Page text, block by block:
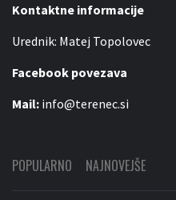
Kontaktne informacije
Urednik: Matej Topolovec
Facebook povezava
Mail: info@terenec.si
POPULARNO NAJNOVEJŠE